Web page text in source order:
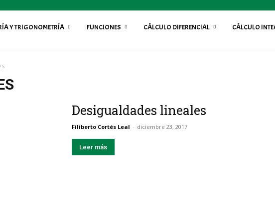
Y TRIGONOMETRÍA FUNCIONES CÁLCULO DIFERENCIAL CÁLCULO
Desigualdades lineales
Filiberto Cortés Leal - diciembre 23, 2017
Leer más